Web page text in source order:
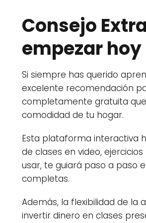
Consejo
empezar hoy
Si siempre has querido
excelente recomendación
completamente gratuita
comodidad de tu hogar.
Esta plataforma interactiva
de clases en video,
usar, te guiará paso a paso
completas.
Además, la flexibilidad de la
invertir dinero en clases